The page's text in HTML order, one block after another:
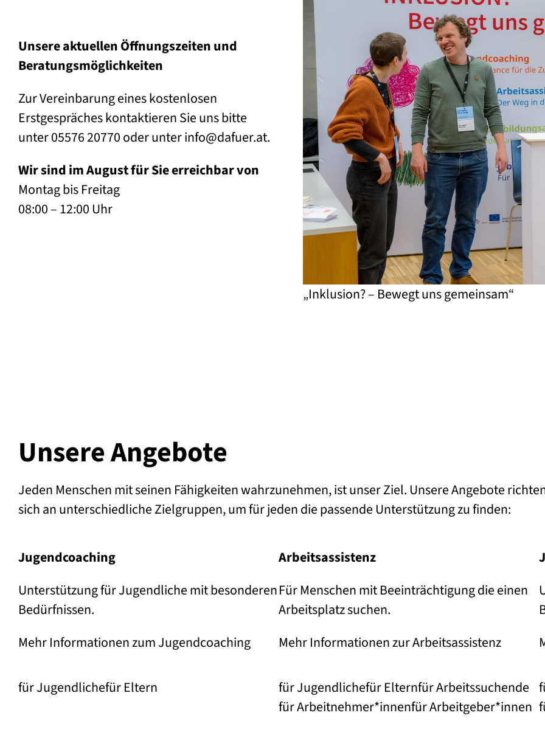
Unsere aktuellen Öffnungszeiten und
Beratungsmöglichkeiten
Zur Vereinbarung eines kostenlosen
Erstgespräches kontaktieren Sie uns bitte
unter 05576 20770 oder unter info@dafuer.at.
Wir sind im August für Sie erreichbar von
Montag bis Freitag
08:00 – 12:00 Uhr
„Inklusion? – Bewegt uns gemeinsam“
Unsere Angebote
Jeden Menschen mit seinen Fähigkeiten wahrzunehmen, ist unser Ziel. Unsere Angebote
sich an unterschiedliche Zielgruppen, um für jeden die passende Unterstützung zu finden:
Jugend­coaching
Unterstützung für Jugendliche mit besonderen
Bedürfnissen.
Mehr Informationen zum Jugendcoaching
für Jugendlichefür Eltern
Arbeits­assistenz
Für Menschen mit Beeinträchtigung die einen
Arbeitsplatz suchen.
Mehr Informationen zur Arbeitsassistenz
für Jugendlichefür Elternfür Arbeitssuchende
für Arbeitnehmer*innenfür Arbeitgeber*innen